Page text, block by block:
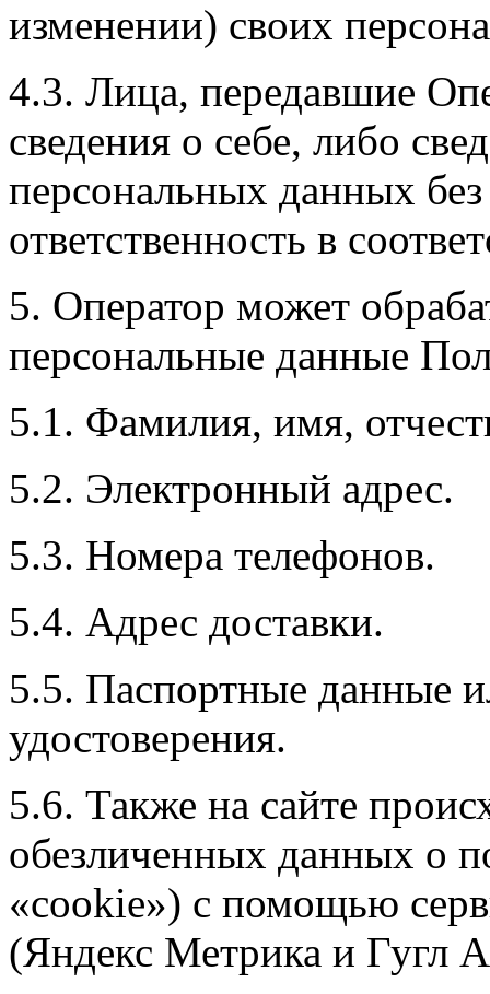
изменении) своих
4.3. Лица, передавшие
сведения о себе, либо
персональных данных без
ответственность в
5. Оператор может
персональные данные
5.1. Фамилия, имя,
5.2. Электронный адрес.
5.3. Номера телефонов.
5.4. Адрес доставки.
5.5. Паспортные данные
удостоверения.
5.6. Также на сайте
обезличенных данных о
«cookie») с помощью
(Яндекс Метрика и Гугл